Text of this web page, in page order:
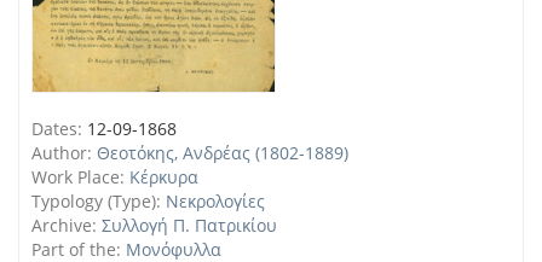
Dates: 12-09-1868
Author: Θεοτόκης, Ανδρέας (1802-1889)
Work Place: Κέρκυρα
Typology (Type): Νεκρολογίες
Archive: Συλλογή Π. Πατρικίου
Part of the: Μονόφυλλα